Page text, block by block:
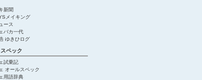
新聞
メイキング
ース
バカ一代
ゆきひログ
ペック
試乗記
オールスペック
用語辞典